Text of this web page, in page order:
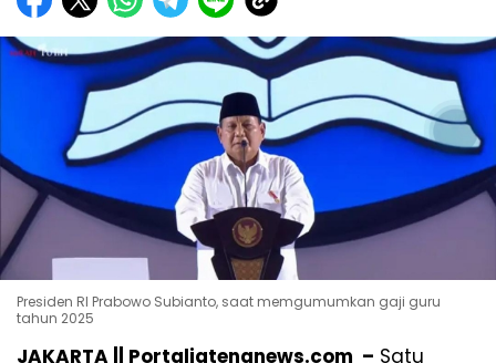
Presiden RI Prabowo Subianto, saat memgumumkan gaji guru
tahun 2025
JAKARTA || Portaljatengnews.com – Satu